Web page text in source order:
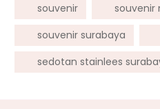
souvenir
souvenir
souvenir surabaya
sedotan stainlees